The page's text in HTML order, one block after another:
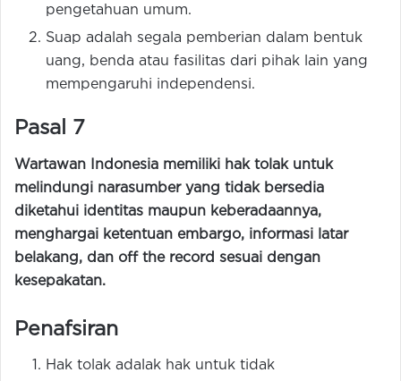
pengetahuan umum.
Suap adalah segala pemberian dalam bentuk
uang, benda atau fasilitas dari pihak lain yang
mempengaruhi independensi.
Pasal 7
Wartawan Indonesia memiliki hak tolak untuk
melindungi narasumber yang tidak bersedia
diketahui identitas maupun keberadaannya,
menghargai ketentuan embargo, informasi latar
belakang, dan off the record sesuai dengan
kesepakatan.
Penafsiran
Hak tolak adalak hak untuk tidak